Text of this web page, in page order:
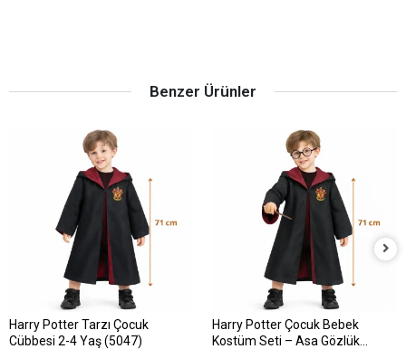
Benzer Ürünler
Harry Potter Tarzı Çocuk
Cübbesi 2-4 Yaş (5047)
Harry Potter Çocuk Bebek
Kostüm Seti – Asa Gözlük